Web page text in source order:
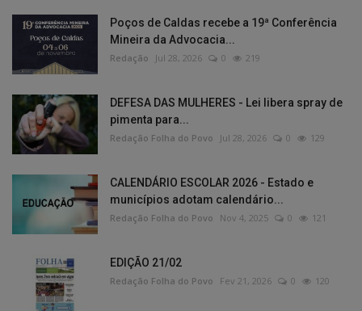
Poços de Caldas recebe a 19ª Conferência
Mineira da Advocacia...
Redação Jul 28, 2026 0 219
DEFESA DAS MULHERES - Lei libera spray de
pimenta para...
Redação Folha do Povo Jul 28, 2026 0 129
CALENDÁRIO ESCOLAR 2026 - Estado e
municípios adotam calendário...
Redação Folha do Povo Nov 4, 2025 0 121
EDIÇÃO 21/02
Redação Folha do Povo Fev 21, 2026 0 120